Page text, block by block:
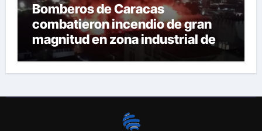
Bomberos de Caracas
combatieron incendio de gran
magnitud en zona industrial de El
Llanito